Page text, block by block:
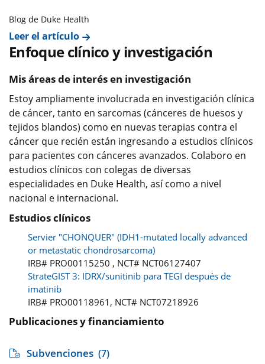
Blog de Duke Health
Leer el artículo
Enfoque clínico y investigación
Mis áreas de interés en investigación
Estoy ampliamente involucrada en investigación clínica
de cáncer, tanto en sarcomas (cánceres de huesos y
tejidos blandos) como en nuevas terapias contra el
cáncer que recién están ingresando a estudios clínicos
para pacientes con cánceres avanzados. Colaboro en
estudios clínicos con colegas de diversas
especialidades en Duke Health, así como a nivel
nacional e internacional.
Estudios clínicos
Servier "CHONQUER" (IDH1-mutated locally advanced
or metastatic chondrosarcoma)
IRB# PRO00115250 , NCT# NCT06127407
StrateGIST 3: IDRX/sunitinib para TEGI después de
imatinib
IRB# PRO00118961, NCT# NCT07218926
Publicaciones y financiamiento
Subvenciones (7)